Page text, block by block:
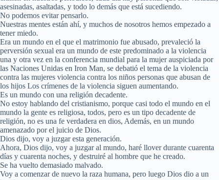
asesinadas, asaltadas, y todo lo demás que está sucediendo.
No podemos evitar pensarlo.
Nuestras mentes están ahí, y muchos de nosotros hemos empezado a
tener miedo.
Era un mundo en el que el matrimonio fue abusado, prevaleció la
perversión sexual era un mundo de este predominado a la violencia
una y otra vez en la conferencia mundial para la mujer auspiciada por
las Naciones Unidas en Iron Man, se debatió el tema de la violencia
contra las mujeres violencia contra los niños personas que abusan de
los hijos Los crímenes de la violencia siguen aumentando.
Es un mundo con una religión decadente.
No estoy hablando del cristianismo, porque casi todo el mundo en el
mundo la gente es religiosa, todos, pero es un tipo decadente de
religión, no es una fe verdadera en dios, Además, en un mundo
amenazado por el juicio de Dios.
Dios dijo, voy a juzgar esta generación.
Ahora, Dios dijo, voy a juzgar al mundo, haré llover durante cuarenta
días y cuarenta noches, y destruiré al hombre que he creado.
Se ha vuelto demasiado malvado.
Voy a comenzar de nuevo la raza humana, pero luego Dios dio a un